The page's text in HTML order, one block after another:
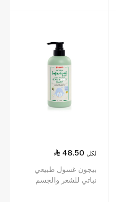
48.50 لكل
بيجون غسول طبيعي
نباتي للشعر والجسم